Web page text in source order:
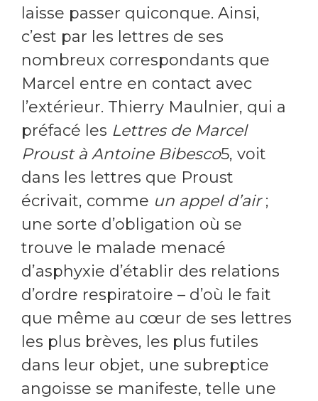
laisse passer quiconque. Ainsi,
c’est par les lettres de ses
nombreux correspondants que
Marcel entre en contact avec
l’extérieur. Thierry Maulnier, qui a
préfacé les Lettres de Marcel
Proust à Antoine Bibesco5, voit
dans les lettres que Proust
écrivait, comme un appel d’air;
une sorte d’obligation où se
trouve le malade menacé
d’asphyxie d’établir des relations
d’ordre respiratoire – d’où le fait
que même au cœur de ses lettres
les plus brèves, les plus futiles
dans leur objet, une subreptice
angoisse se manifeste, telle une